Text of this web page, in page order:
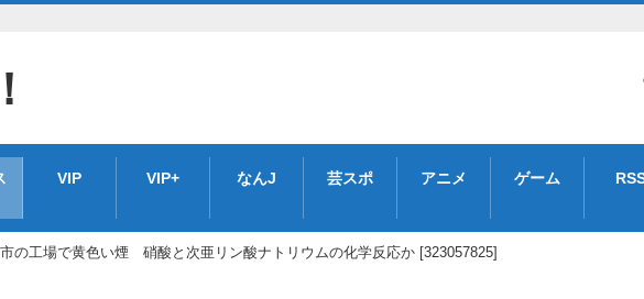
VIP VIP+ なんJ 芸スポ アニメ ゲーム
の工場で黄色い煙 硝酸と次亜リン酸ナトリウムの化学反応か [323057825]